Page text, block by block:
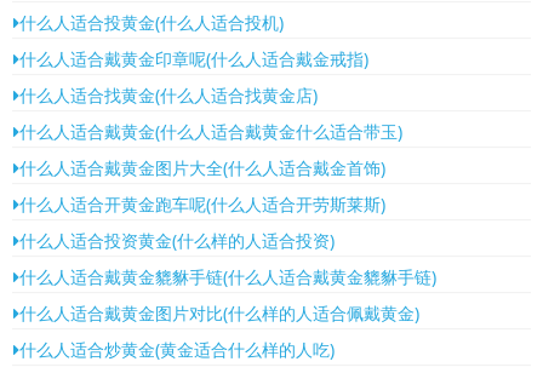
什么人适合投黄金(什么人适合投机)
什么人适合戴黄金印章呢(什么人适合戴金戒指)
什么人适合找黄金(什么人适合找黄金店)
什么人适合戴黄金(什么人适合戴黄金什么适合带玉)
什么人适合戴黄金图片大全(什么人适合戴金首饰)
什么人适合开黄金跑车呢(什么人适合开劳斯莱斯)
什么人适合投资黄金(什么样的人适合投资)
什么人适合戴黄金貔貅手链(什么人适合戴黄金貔貅手链)
什么人适合戴黄金图片对比(什么样的人适合佩戴黄金)
什么人适合炒黄金(黄金适合什么样的人吃)